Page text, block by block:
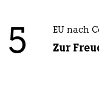
5 EU nach
Zur